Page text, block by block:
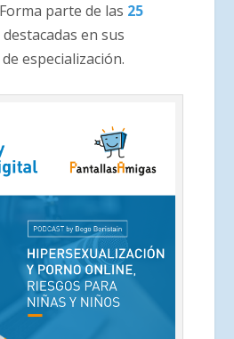
parte de las 25
destacadas en sus
especialización.